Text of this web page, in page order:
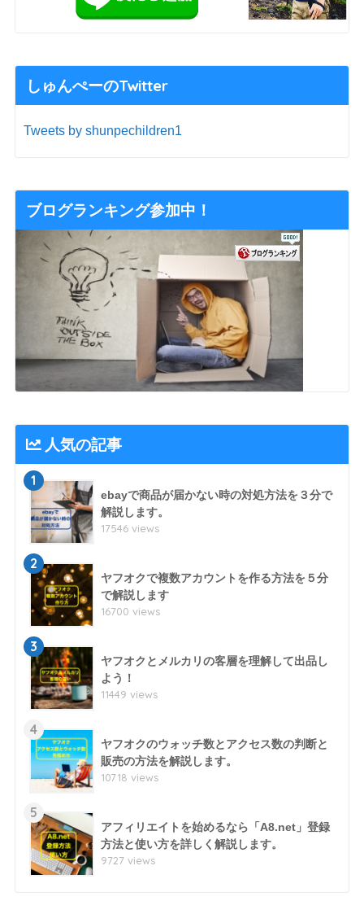
しゅんぺーのTwitter
Tweets by shunpechildren1
ブログランキング参加中！
人気の記事
1
ebayで商品が届かない時の対処方法を３分で
解説します。
17546 views
2
ヤフオクで複数アカウントを作る方法を５分
で解説します
16700 views
3
ヤフオクとメルカリの客層を理解して出品し
よう！
11449 views
4
ヤフオクのウォッチ数とアクセス数の判断と
販売の方法を解説します。
10718 views
5
アフィリエイトを始めるなら「A8.net」登録
方法と使い方を詳しく解説します。
9727 views